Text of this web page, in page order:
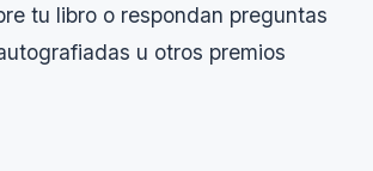
tu libro o respondan preguntas
u otros premios